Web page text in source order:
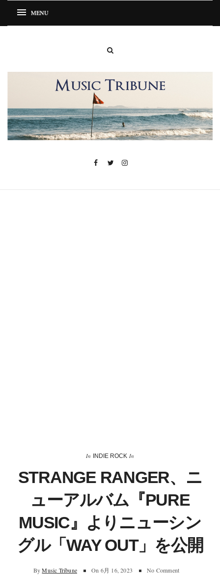
In INDIE ROCK In
STRANGE RANGER、ニ
ューアルバム『PURE
MUSIC』よりニューシン
グル「WAY OUT」を公開
By Music Tribune On 6月 16, 2023 No Comment